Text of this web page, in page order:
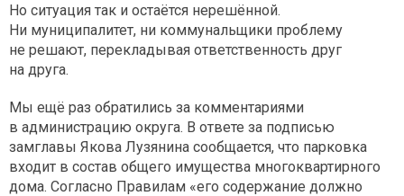
Но ситуация так и остаётся нерешённой.
Ни муниципалитет, ни коммунальщики проблему
не решают, перекладывая ответственность друг
на друга.
Мы ещё раз обратились за комментариями
в администрацию округа. В ответе за подписью
замглавы Якова Лузянина сообщается, что парковка
входит в состав общего имущества многоквартирного
дома. Согласно Правилам «его содержание должно